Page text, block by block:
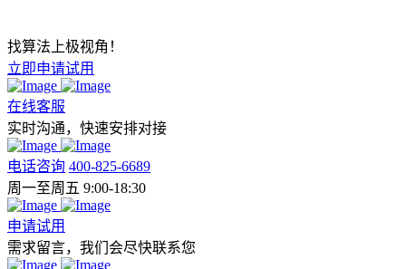
找算法上极视角！
立即申请试用
在线客服
实时沟通，快速安排对接
电话咨询 400-825-6689
周一至周五 9:00-18:30
申请试用
需求留言，我们会尽快联系您